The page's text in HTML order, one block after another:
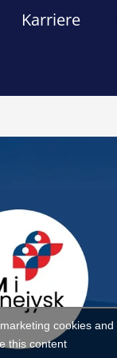
Karriere
cookies and
this content